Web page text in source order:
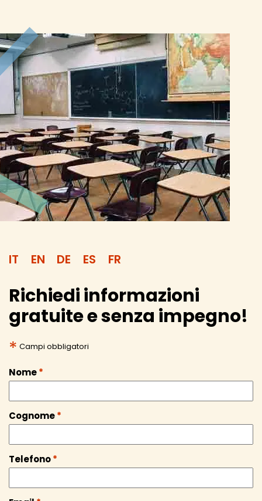
IT EN DE ES FR
Richiedi informazioni
gratuite e senza impegno!
* Campi obbligatori
Nome*
Cognome*
Telefono*